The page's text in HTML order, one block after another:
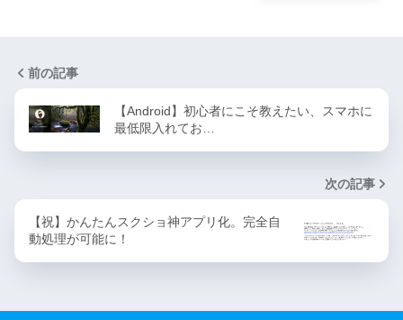
前の記事
【Android】初心者にこそ教えたい、スマホに
最低限入れてお…
次の記事
【祝】かんたんスクショ神アプリ化。完全自
動処理が可能に！